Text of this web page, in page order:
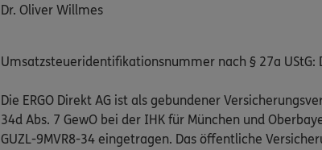
Dr. Oliver Willmes
Umsatzsteueridentifikationsnummer nach § 27a UStG:
Die ERGO Direkt AG ist als gebundener
34d Abs. 7 GewO bei der IHK für München und
GUZL-9MVR8-34 eingetragen. Das öffentliche